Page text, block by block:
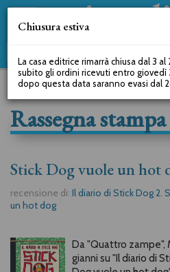
Rassegna stampa
Stick Dog vuole un hot
recensione di: Il diario di Stick Dog 2.
un hot dog
Da "Quattro zampe",
gianni su "Il diario di
Chiusura estiva
La casa editrice rimarrà chiusa dal 3
subito gli ordini ricevuti entro
dopo questa data saranno evasi dal